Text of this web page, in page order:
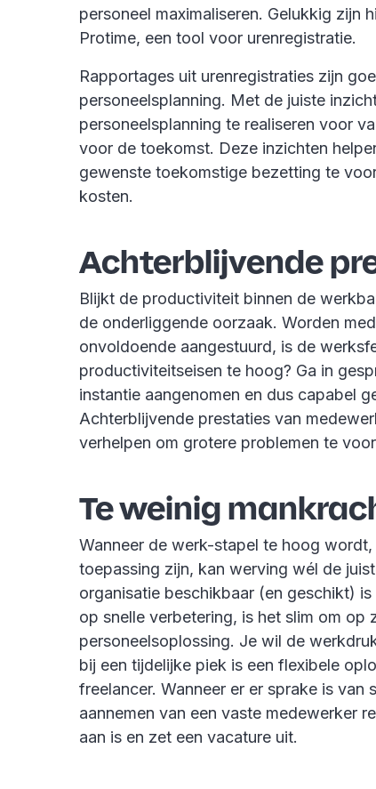
personeel maximaliseren. Gelukkig zijn
Protime, een tool voor urenregistratie.
Rapportages uit urenregistraties zijn
personeelsplanning. Met de juiste
personeelsplanning te realiseren voor
voor de toekomst. Deze inzichten
gewenste toekomstige bezetting te
kosten.
Achterblijvende
Blijkt de productiviteit binnen de
de onderliggende oorzaak. Worden
onvoldoende aangestuurd, is de
productiviteitseisen te hoog? Ga in
instantie aangenomen en dus capabel
Achterblijvende prestaties van
verhelpen om grotere problemen te
Te weinig
Wanneer de werk-stapel te hoog
toepassing zijn, kan werving wél de
organisatie beschikbaar (en geschikt)
op snelle verbetering, is het slim om op
personeelsoplossing. Je wil de
bij een tijdelijke piek is een flexibele
freelancer. Wanneer er er sprake is van
aannemen van een vaste medewerker
aan is en zet een vacature uit.